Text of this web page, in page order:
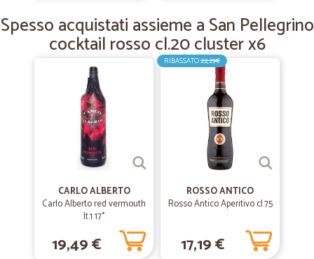
Spesso acquistati assieme a San Pellegrino
cocktail rosso cl.20 cluster x6
CARLO ALBERTO
Carlo Alberto red vermouth
lt.1 17°
19,49 €
RIBASSATO22,29€
ROSSO ANTICO
Rosso Antico Aperitivo cl.75
17,19 €